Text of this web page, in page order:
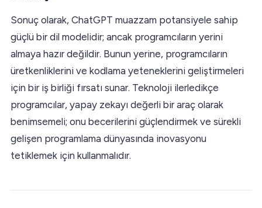
Sonuç olarak, ChatGPT muazzam potansiyele sahip
güçlü bir dil modelidir; ancak programcıların yerini
almaya hazır değildir. Bunun yerine, programcıların
üretkenliklerini ve kodlama yeteneklerini geliştirmeleri
için bir iş birliği fırsatı sunar. Teknoloji ilerledikçe
programcılar, yapay zekayı değerli bir araç olarak
benimsemeli; onu becerilerini güçlendirmek ve sürekli
gelişen programlama dünyasında inovasyonu
tetiklemek için kullanmalıdır.